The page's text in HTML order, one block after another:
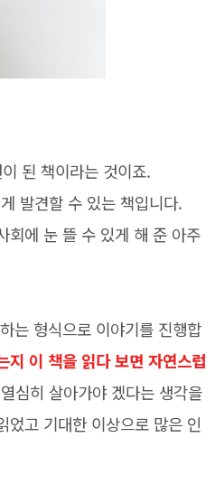
된 책이라는 것이죠.
발견할 수 있는 책입니다.
회에 눈 뜰 수 있게 해 준 아주
는 형식으로 이야기를 진행합
지 이 책을 읽다 보면 자연스럽
심히 살아가야 겠다는 생각을
었고 기대한 이상으로 많은 인